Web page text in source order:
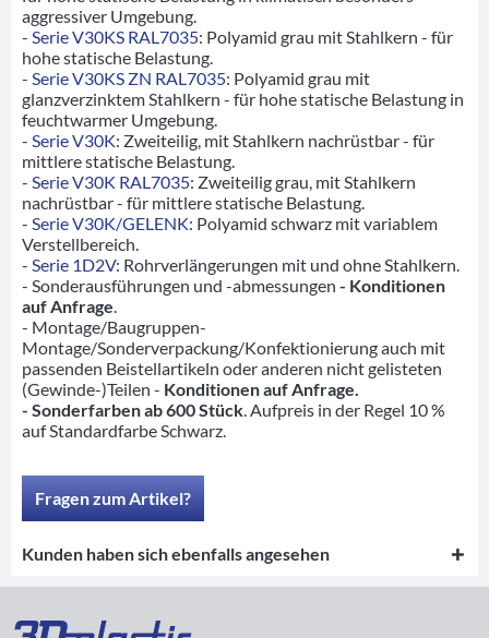
aggressiver Umgebung.
- Serie V30KS RAL7035: Polyamid grau mit Stahlkern - für
hohe statische Belastung.
- Serie V30KS ZN RAL7035: Polyamid grau mit
glanzverzinktem Stahlkern - für hohe statische Belastung in
feuchtwarmer Umgebung.
- Serie V30K: Zweiteilig, mit Stahlkern nachrüstbar - für
mittlere statische Belastung.
- Serie V30K RAL7035: Zweiteilig grau, mit Stahlkern
nachrüstbar - für mittlere statische Belastung.
- Serie V30K/GELENK: Polyamid schwarz mit variablem
Verstellbereich.
- Serie 1D2V: Rohrverlängerungen mit und ohne Stahlkern.
- Sonderausführungen und -abmessungen - Konditionen
auf Anfrage
- Montage/Baugruppen-
Montage/Sonderverpackung/Konfektionierung auch mit
passenden Beistellartikeln oder anderen nicht gelisteten
(Gewinde-)Teilen - Konditionen auf Anfrage.
- Sonderfarben ab 600 Stück . Aufpreis in der Regel 10 %
auf Standardfarbe Schwarz.
Fragen zum Artikel?
Kunden haben sich ebenfalls angesehen